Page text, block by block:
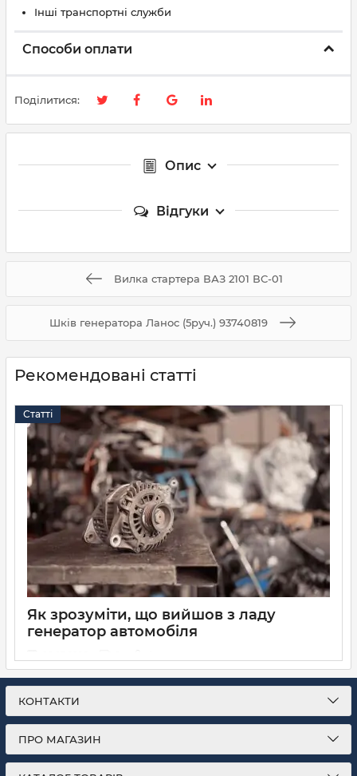
Інші транспортні служби
Способи оплати
Поділитися:
Опис
Відгуки
Вилка стартера ВАЗ 2101 ВС-01
Шків генератора Ланос (5руч.) 93740819
Рекомендовані статті
Статті
Як зрозуміти, що вийшов з ладу
генератор автомобіля
КОНТАКТИ
ПРО МАГАЗИН